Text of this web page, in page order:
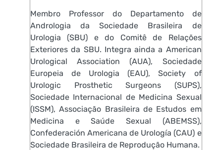
Membro Professor do Departamento de
Andrologia da Sociedade Brasileira de
Urologia (SBU) e do Comitê de Relações
Exteriores da SBU. Integra ainda a American
Urological Association (AUA), Sociedade
Europeia de Urologia (EAU), Society of
Urologic Prosthetic Surgeons (SUPS),
Sociedade Internacional de Medicina Sexual
(ISSM), Associação Brasileira de Estudos em
Medicina e Saúde Sexual (ABEMSS),
Confederación Americana de Urología (CAU) e
Sociedade Brasileira de Reprodução Humana.